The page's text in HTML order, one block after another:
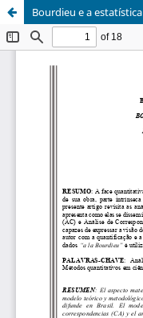
Bourdieu e a estatística